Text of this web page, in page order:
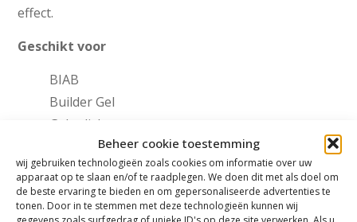
Beheer cookie toestemming
wij gebruiken technologieën zoals cookies om informatie over uw
apparaat op te slaan en/of te raadplegen. We doen dit met als doel om
de beste ervaring te bieden en om gepersonaliseerde advertenties te
tonen. Door in te stemmen met deze technologieën kunnen wij
effect.
Geschikt voor
BIAB
Builder Gel
Gelpolish
PowerGel
Acryl
Natuurlijke nagels